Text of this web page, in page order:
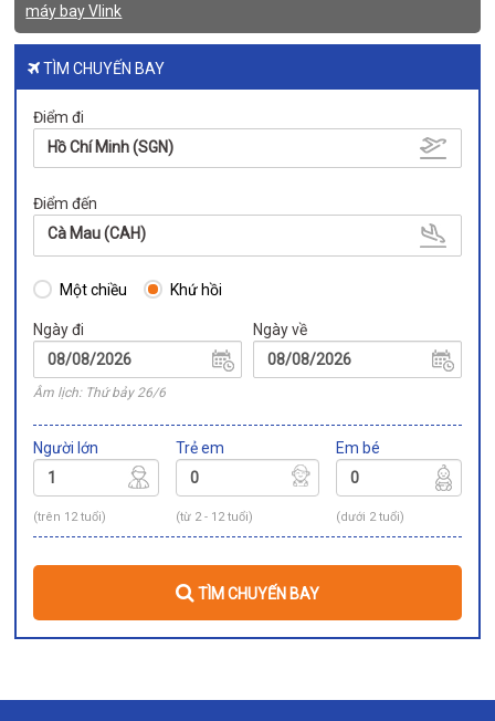
máy bay Vlink
TÌM CHUYẾN BAY
Điểm đi
Hồ Chí Minh (SGN)
Điểm đến
Cà Mau (CAH)
Một chiều Khứ hồi
Ngày đi
Âm lịch: Thứ bảy 26/6
Ngày về
Người lớn
(trên 12 tuổi)
Trẻ em
(từ 2 - 12 tuổi)
Em bé
(dưới 2 tuổi)
TÌM CHUYẾN BAY